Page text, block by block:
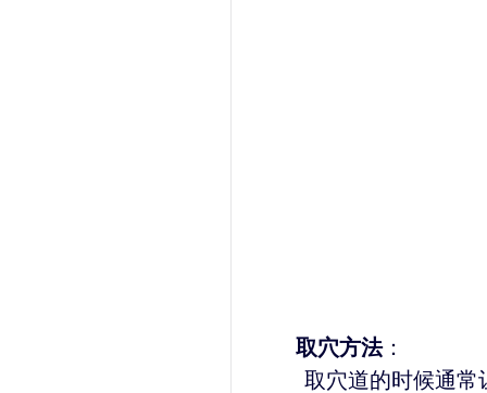
取穴方法：
取穴道的时候通常